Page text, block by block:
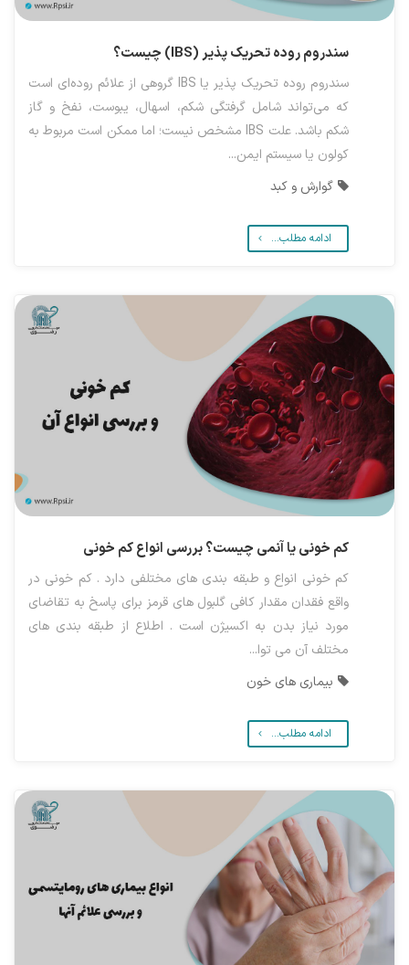
سندروم روده تحریک پذیر (IBS) چیست؟
سندروم روده تحریک پذیر یا IBS گروهی از علائم روده‌ای است
که می‌تواند شامل گرفتگی شکم، اسهال، یبوست، نفخ و گاز
شکم باشد. علت IBS مشخص نیست؛ اما ممکن است مربوط به
کولون یا سیستم ایمن...
گوارش و کبد
ادامه مطلب...
کم خونی یا آنمی چیست؟ بررسی انواع کم خونی
کم خونی انواع و طبقه بندی های مختلفی دارد . کم خونی در
واقع فقدان مقدار کافی گلبول های قرمز برای پاسخ به تقاضای
مورد نیاز بدن به اکسیژن است . اطلاع از طبقه بندی های
مختلف آن می توا...
بیماری های خون
ادامه مطلب...